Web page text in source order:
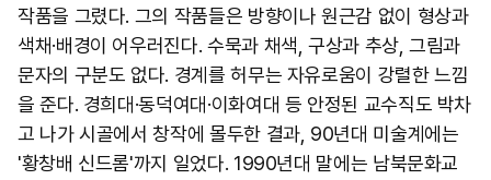
작품을 그렸다. 그의 작품들은 방향이나 원근감 없이 형상과
색채·배경이 어우러진다. 수묵과 채색, 구상과 추상, 그림과
문자의 구분도 없다. 경계를 허무는 자유로움이 강렬한 느낌
을 준다. 경희대·동덕여대·이화여대 등 안정된 교수직도 박차
고 나가 시골에서 창작에 몰두한 결과, 90년대 미술계에는
'황창배 신드롬'까지 일었다. 1990년대 말에는 남북문화교